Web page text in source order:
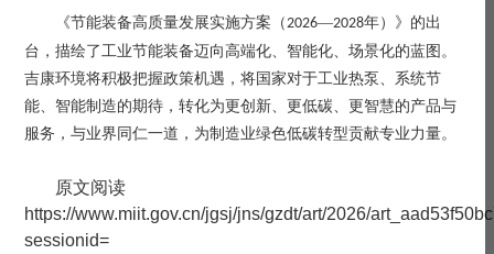
《节能装备高质量发展实施方案（2026—2028年）》的出
台，描绘了工业节能装备迈向高端化、智能化、场景化的蓝图。
吉康环境将积极把握政策机遇，将国家对于工业热泵、系统节
能、智能制造的期待，转化为更创新、更低碳、更智慧的产品与
服务，与业界同仁一道，为制造业绿色低碳转型贡献专业力量。
原文阅读
https://www.miit.gov.cn/jgsj/jns/gzdt/art/2026/
sessionid=